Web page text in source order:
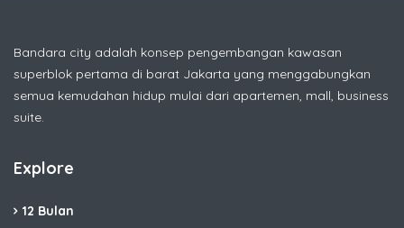
Bandara city adalah konsep pengembangan kawasan
superblok pertama di barat Jakarta yang menggabungkan
semua kemudahan hidup mulai dari apartemen, mall, business
suite.
Explore
12 Bulan